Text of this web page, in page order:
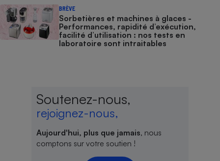
BRÈVE
Sorbetières et machines à glaces​​​​​​ -
Performances, rapidité d’exécution,
facilité d’utilisation : nos tests en
laboratoire sont intraitables
Soutenez-nous,
rejoignez-nous,
Aujourd'hui, plus que jamais, nous
comptons sur votre soutien !